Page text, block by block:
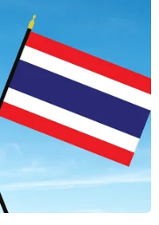
27
Kim